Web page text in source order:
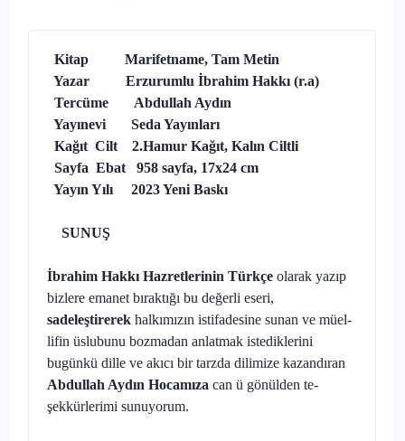
Kitap Marifetname, Tam Metin
Yazar Erzurumlu İbrahim Hakkı (r.a)
Tercüme Abdullah Aydın
Yayınevi Seda Yayınları
Kağıt Cilt 2.Hamur Kağıt, Kalın Ciltli
Sayfa Ebat 958 sayfa, 17x24 cm
Yayın Yılı 2023 Yeni Baskı
SUNUŞ
İbrahim Hakkı Hazretlerinin Türkçe olarak yazıp
bizlere emanet bırak­tığı bu değerli eseri,
sadeleştirerek halkımızın istifadesine sunan ve müel­
lifin üslubunu bozmadan anlatmak istediklerini
bugünkü dille ve akıcı bir tarzda dilimize kazandıran
Abdullah Aydın Hocamıza can ü gönülden te­
şekkürlerimi sunuyorum.